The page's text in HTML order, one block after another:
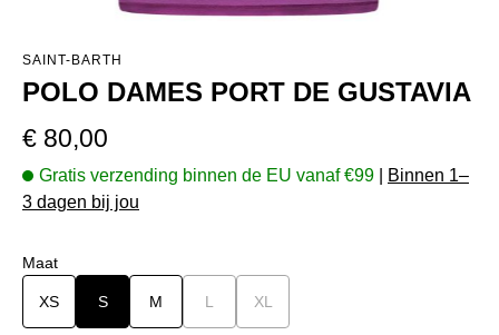
SAINT-BARTH
POLO DAMES PORT DE GUSTAVIA
Normale prijs:
€ 80,00
Gratis verzending binnen de EU vanaf €99
Binnen 1–
3 dagen bij jou
Selecteer
Maat
XS S M L (Deze optie is momenteel niet beschikbaar.)
XL